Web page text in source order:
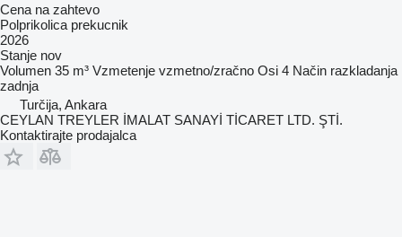
Cena na zahtevo
Polprikolica prekucnik
2026
Stanje nov
Volumen 35 m³ Vzmetenje vzmetno/zračno Osi 4 Način razkladanja
zadnja
Turčija, Ankara
CEYLAN TREYLER İMALAT SANAYİ TİCARET LTD. ŞTİ.
Kontaktirajte prodajalca